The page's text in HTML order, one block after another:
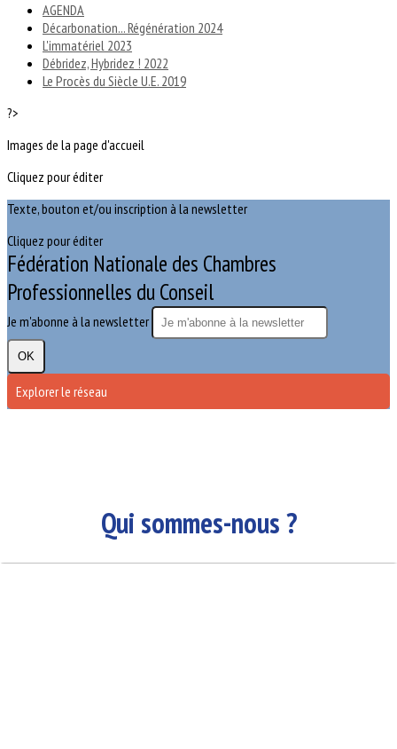
AGENDA
Décarbonation... Régénération 2024
L'immatériel 2023
Débridez, Hybridez ! 2022
Le Procès du Siècle U.E. 2019
?>
Images de la page d'accueil
Cliquez pour éditer
Texte, bouton et/ou inscription à la newsletter
Cliquez pour éditer
Fédération Nationale des Chambres
Professionnelles du Conseil
Je m'abonne à la newsletter
OK
Explorer le réseau
Qui sommes-nous ?